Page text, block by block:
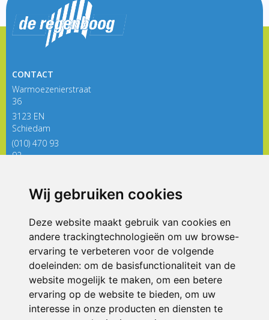
Wij gebruiken cookies
Deze website maakt gebruik van cookies en
andere trackingtechnologieën om uw browse-
ervaring te verbeteren voor de volgende
doeleinden: om de basisfunctionaliteit van de
website mogelijk te maken, om een betere
ervaring op de website te bieden, om uw
interesse in onze producten en diensten te
CONTACT
Warmoezenierstraat
36
3123 EN
Schiedam
(010) 470 93
92
ONDERDEEL VAN
© 2026 De Regenboog | Alle rechten voorbehouden